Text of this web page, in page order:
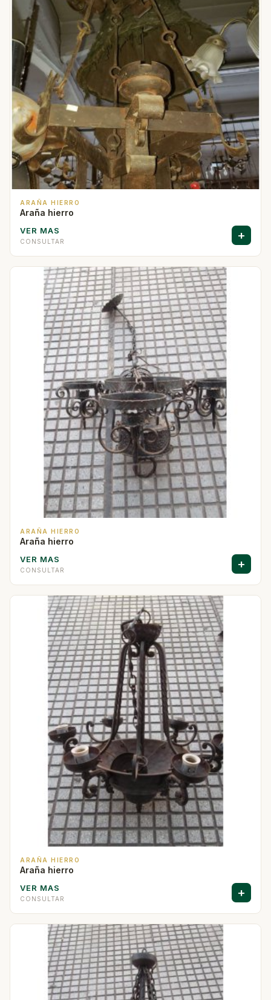
ARAÑA HIERRO
Araña hierro
VER MAS
CONSULTAR +
ARAÑA HIERRO
Araña hierro
VER MAS
CONSULTAR +
ARAÑA HIERRO
Araña hierro
VER MAS
CONSULTAR +